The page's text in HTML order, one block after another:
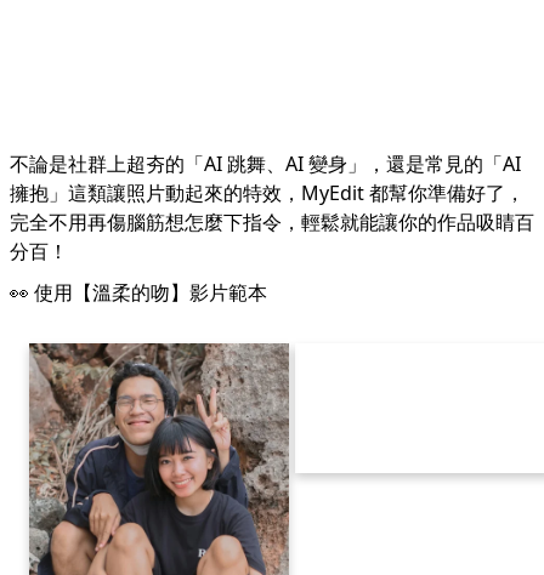
不論是社群上超夯的「AI 跳舞、AI 變身」，還是常見的「AI
擁抱」這類讓照片動起來的特效，MyEdit 都幫你準備好了，
完全不用再傷腦筋想怎麼下指令，輕鬆就能讓你的作品吸睛百
分百！
👀 使用【溫柔的吻】影片範本